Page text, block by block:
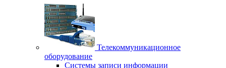
Телекоммуникационное
оборудование
Системы записи информации